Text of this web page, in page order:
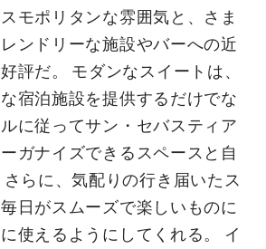
モポリタンな雰囲気と、さま
ンドリーな施設やバーへの近
評だ。 モダンなスイートは、
宿泊施設を提供するだけでな
に従ってサン・セバスティア
ガナイズできるスペースと自
らに、気配りの行き届いたス
日がスムーズで楽しいものに
使えるようにしてくれる。 イ